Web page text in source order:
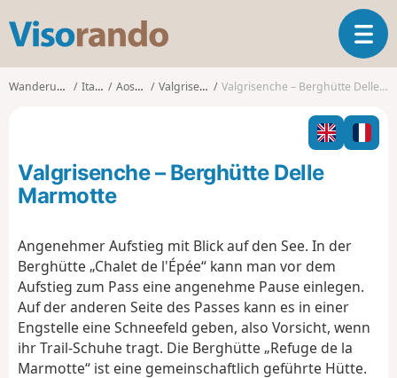
s
o
o
T
o
g
l
n
n
Wanderungen Italien Aostatal Valgrisenche Valgrisenche – Berghütte Delle Marmotte
Valgrisenche – Berghütte Delle
Marmotte
Angenehmer Aufstieg mit Blick auf den See. In der
Berghütte „Chalet de l'Épée“ kann man vor dem
Aufstieg zum Pass eine angenehme Pause einlegen.
Auf der anderen Seite des Passes kann es in einer
Engstelle eine Schneefeld geben, also Vorsicht, wenn
ihr Trail-Schuhe tragt. Die Berghütte „Refuge de la
Marmotte“ ist eine gemeinschaftlich geführte Hütte.